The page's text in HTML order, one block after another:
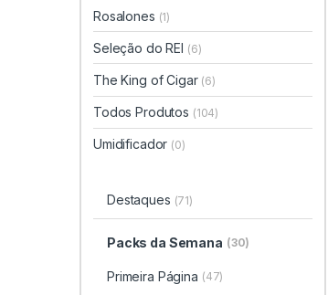
Rosalones (1)
Seleção do REI (6)
The King of Cigar (6)
Todos Produtos (104)
Umidificador (0)
Destaques (71)
Packs da Semana (30)
Primeira Página (47)